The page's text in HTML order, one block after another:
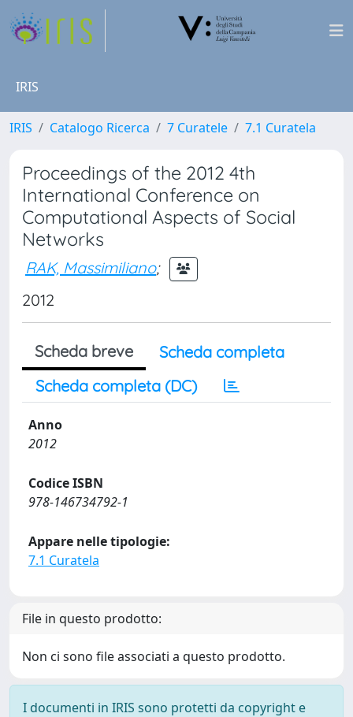
IRIS
IRIS Catalogo Ricerca 7 Curatele 7.1 Curatela
Proceedings of the 2012 4th
International Conference on
Computational Aspects of Social
Networks
RAK, Massimiliano;
2012
Scheda breve
Scheda completa
Scheda completa (DC)
Anno
2012
Codice ISBN
978-146734792-1
Appare nelle tipologie:
7.1 Curatela
File in questo prodotto:
Non ci sono file associati a questo prodotto.
I documenti in IRIS sono protetti da copyright e